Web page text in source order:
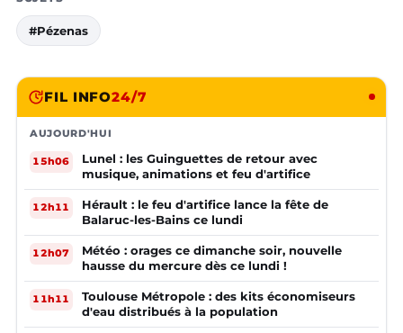
#Pézenas
FIL INFO24/7
AUJOURD'HUI
15h06
Lunel : les Guinguettes de retour avec
musique, animations et feu d'artifice
12h11
Hérault : le feu d'artifice lance la fête de
Balaruc-les-Bains ce lundi
12h07
Météo : orages ce dimanche soir, nouvelle
hausse du mercure dès ce lundi !
11h11
Toulouse Métropole : des kits économiseurs
d'eau distribués à la population